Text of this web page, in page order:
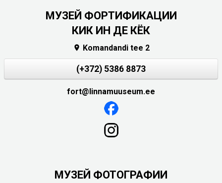
МУЗЕЙ ФОРТИФИКАЦИИ
КИК ИН ДЕ КЁК
 Komandandi tee 2
(+372) 5386 8873
fort@linnamuuseum.ee
МУЗЕЙ ФОТОГРАФИИ